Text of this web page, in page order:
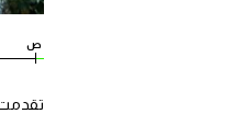
ص
تقدمت